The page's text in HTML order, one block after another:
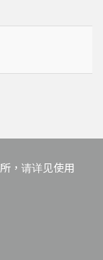
，请详见使用